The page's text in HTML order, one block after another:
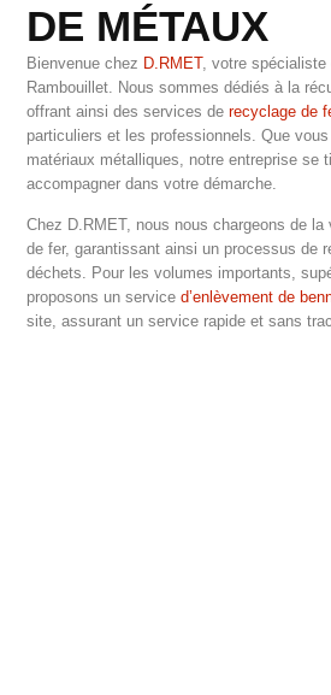
DE MÉTAUX
Bienvenue chez D.RMET, votre spécialiste
Rambouillet. Nous sommes dédiés à la
offrant ainsi des services derecyclage de
particuliers et les professionnels. Que
matériaux métalliques, notre entreprise se
accompagner dans votre démarche.
Chez D.RMET, nous nous chargeons de
de fer, garantissant ainsi un processus de
déchets. Pour les volumes importants,
proposons un serviced’enlèvement de
site, assurant un service rapide et sans